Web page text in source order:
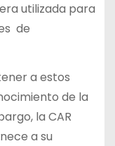
utilizada para
de
a estos
de la
la CAR
a su